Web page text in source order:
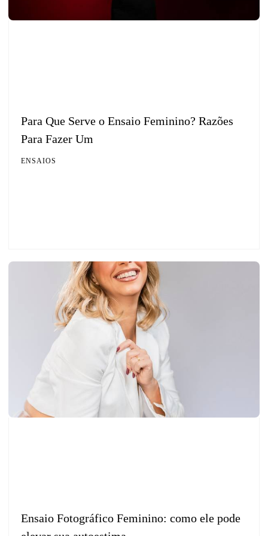
Para Que Serve o Ensaio Feminino? Razões
Para Fazer Um
ENSAIOS
Ensaio Fotográfico Feminino: como ele pode